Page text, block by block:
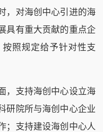
，对海创中心引进的海
具有重大贡献的重点企
照规定给予针对性支
支持海创中心设立海
研院所与海创中心企业
；支持建设海创中心人